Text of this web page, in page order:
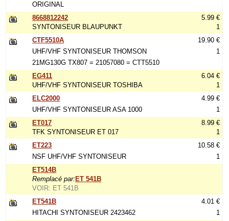
ORIGINAL
8668812242
SYNTONISEUR BLAUPUNKT
5.99 €
1
CTF5510A
UHF/VHF SYNTONISEUR THOMSON
21MG130G TX807 = 21057080 = CTT5510
19.90 €
1
EG411
UHF/VHF SYNTONISEUR TOSHIBA
6.04 €
1
ELC2000
UHF/VHF SYNTONISEUR ASA 1000
4.99 €
1
ET017
TFK SYNTONISEUR ET 017
8.99 €
1
ET223
NSF UHF/VHF SYNTONISEUR
10.58 €
1
ET514B
Remplacé par: ET 541B
VOIR: ET 541B
ET541B
HITACHI SYNTONISEUR 2423462
4.01 €
1